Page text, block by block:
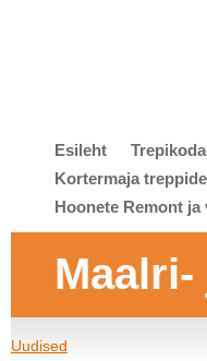
Esileht
Kortermaja
Hoonete Remont
Uudised